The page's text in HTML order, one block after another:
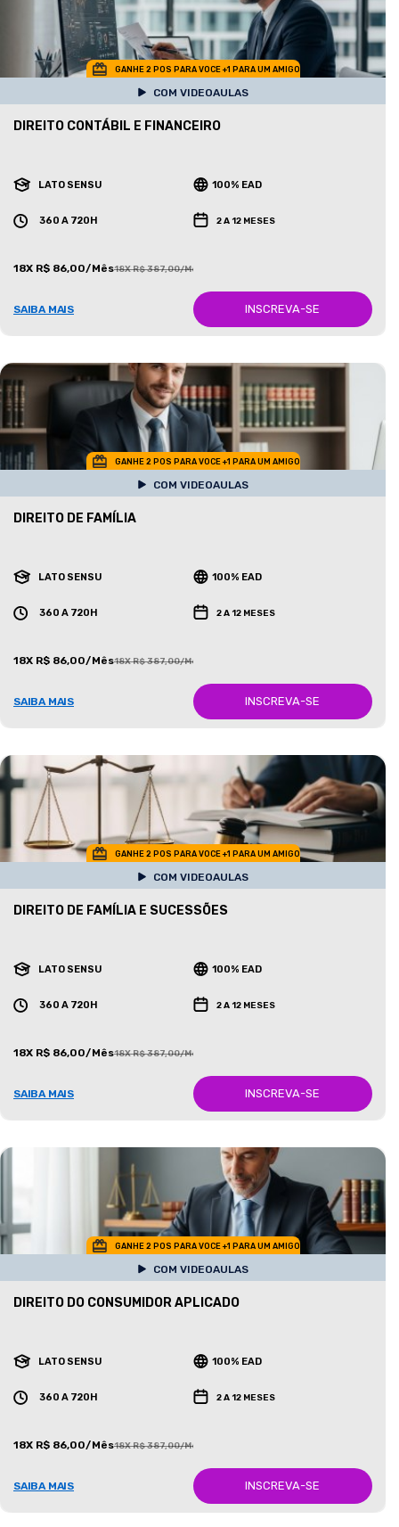
GANHE 2 POS PARA VOCE +1 PARA UM AMIGO
COM VIDEOAULAS
DIREITO CONTÁBIL E FINANCEIRO
LATO SENSU 100% EAD
360 A 720H 2 A 12 MESES
18X R$ 86,00/Mês18X R$ 387,00/Mês
SAIBA MAIS INSCREVA-SE
GANHE 2 POS PARA VOCE +1 PARA UM AMIGO
COM VIDEOAULAS
DIREITO DE FAMÍLIA
LATO SENSU 100% EAD
360 A 720H 2 A 12 MESES
18X R$ 86,00/Mês18X R$ 387,00/Mês
SAIBA MAIS INSCREVA-SE
GANHE 2 POS PARA VOCE +1 PARA UM AMIGO
COM VIDEOAULAS
DIREITO DE FAMÍLIA E SUCESSÕES
LATO SENSU 100% EAD
360 A 720H 2 A 12 MESES
18X R$ 86,00/Mês18X R$ 387,00/Mês
SAIBA MAIS INSCREVA-SE
GANHE 2 POS PARA VOCE +1 PARA UM AMIGO
COM VIDEOAULAS
DIREITO DO CONSUMIDOR APLICADO
LATO SENSU 100% EAD
360 A 720H 2 A 12 MESES
18X R$ 86,00/Mês18X R$ 387,00/Mês
SAIBA MAIS INSCREVA-SE